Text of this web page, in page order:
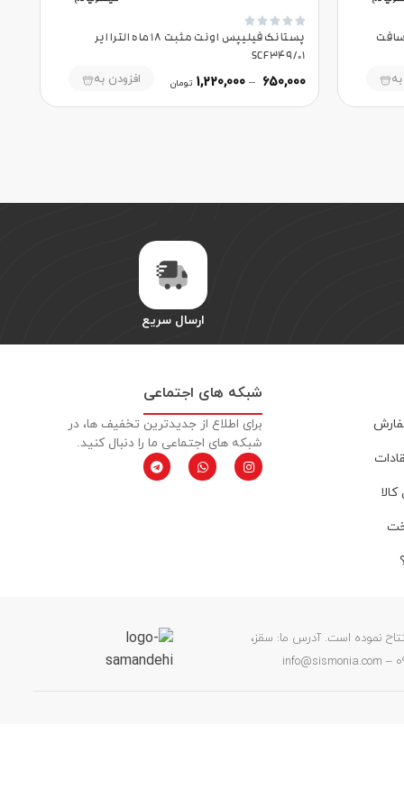
الترا سافت





پستانک فیلیپس اونت مثبت 18 ماه الترا ایر
SCF349/01
650,000
–
1,220,000 تومان افزودن به
ارسال سریع
شبکه های اجتماعی
برای اطلاع از جدیدترین تخفیف ها، در
شبکه های اجتماعی ما را دنبال کنید.
خود را افتتاح نموده است. آدرس ما: سقز،